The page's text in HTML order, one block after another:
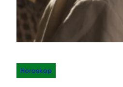
Horoskop